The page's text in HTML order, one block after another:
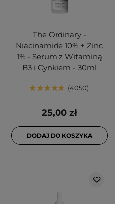
The Ordinary -
Niacinamide 10% + Zinc
1% - Serum z Witaminą
B3 i Cynkiem - 30ml
4050
25,00 zł
DODAJ DO KOSZYKA